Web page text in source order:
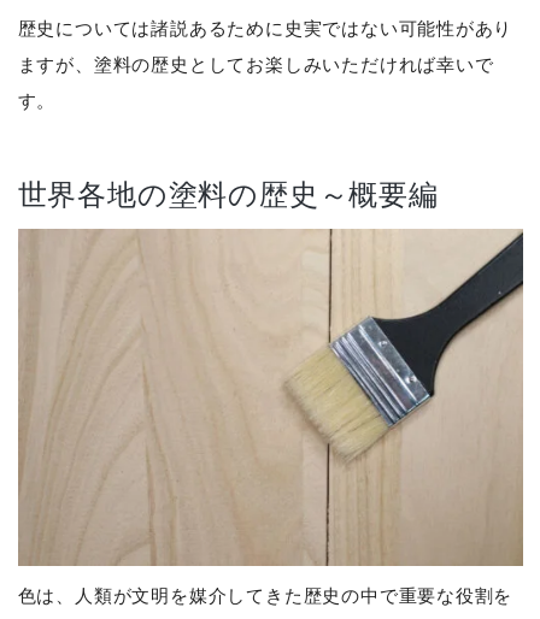
歴史については諸説あるために史実ではない可能性があり
ますが、塗料の歴史としてお楽しみいただければ幸いで
す。
世界各地の塗料の歴史～概要編
色は、人類が文明を媒介してきた歴史の中で重要な役割を